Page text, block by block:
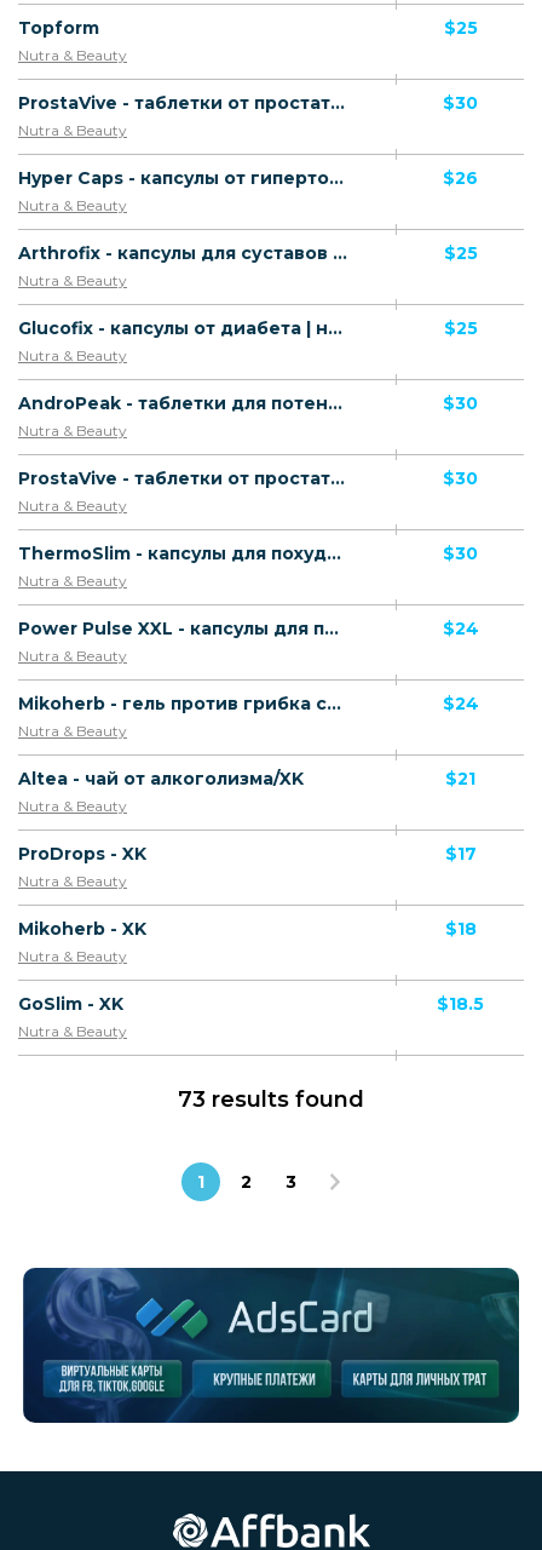
Topform
Nutra & Beauty
$25
ProstaVive - таблетки от простатита | низкая цена/XK
Nutra & Beauty
$30
Hyper Caps - капсулы от гипертонии/XK
Nutra & Beauty
$26
Arthrofix - капсулы для суставов | низкая цена/XK
Nutra & Beauty
$25
Glucofix - капсулы от диабета | низкая цена/XK
Nutra & Beauty
$25
AndroPeak - таблетки для потенции/XK
Nutra & Beauty
$30
ProstaVive - таблетки от простатита/XK
Nutra & Beauty
$30
ThermoSlim - капсулы для похудения/XK
Nutra & Beauty
$30
Power Pulse XXL - капсулы для потенции и увеличения члена/XK
Nutra & Beauty
$24
Mikoherb - гель против грибка стопы/XK
Nutra & Beauty
$24
Altea - чай от алкоголизма/XK
Nutra & Beauty
$21
ProDrops - XK
Nutra & Beauty
$17
Mikoherb - XK
Nutra & Beauty
$18
GoSlim - XK
Nutra & Beauty
$18.5
73 results found
1 2 3